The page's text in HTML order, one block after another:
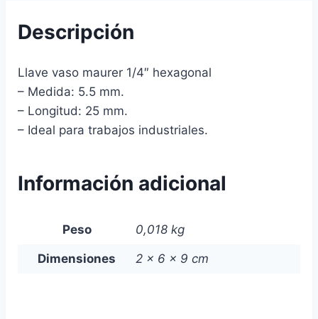
Descripción
Llave vaso maurer 1/4″ hexagonal
– Medida: 5.5 mm.
– Longitud: 25 mm.
– Ideal para trabajos industriales.
Información adicional
Peso 0,018 kg
Dimensiones 2 × 6 × 9 cm